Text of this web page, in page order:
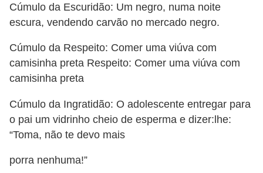
Cúmulo da Escuridão: Um negro, numa noite
escura, vendendo carvão no mercado negro.
Cúmulo da Respeito: Comer uma viúva com
camisinha preta Respeito: Comer uma viúva com
camisinha preta
Cúmulo da Ingratidão: O adolescente entregar para
o pai um vidrinho cheio de esperma e dizer:lhe:
“Toma, não te devo mais
porra nenhuma!”